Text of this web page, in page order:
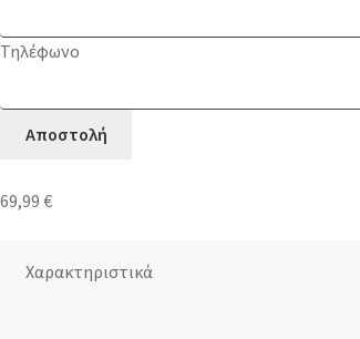
Τηλέφωνο
69,99 €
Χαρακτηριστικά